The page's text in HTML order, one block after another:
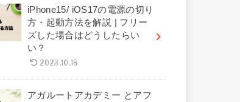
iPhone15/ iOS17の電源の切り
方・起動方法を解説 | フリー
ズした場合はどうしたらい
い？
2023.10.18
アガルートアカデミー とアフ